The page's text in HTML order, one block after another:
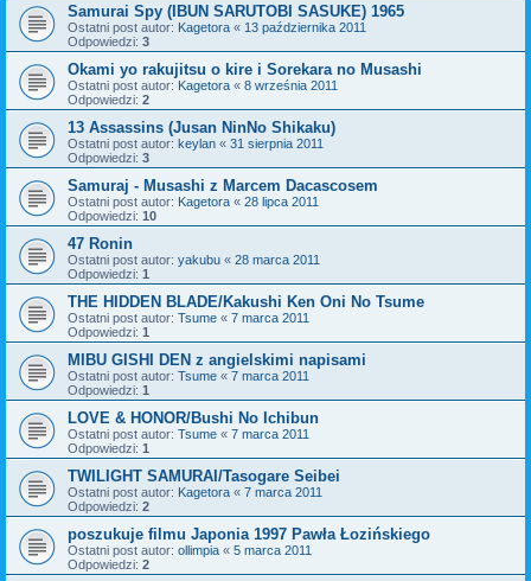
Samurai Spy (IBUN SARUTOBI SASUKE) 1965
Ostatni post autor: Kagetora « 13 października 2011
Odpowiedzi: 3
Okami yo rakujitsu o kire i Sorekara no Musashi
Ostatni post autor: Kagetora « 8 września 2011
Odpowiedzi: 2
13 Assassins (Jusan NinNo Shikaku)
Ostatni post autor: keylan « 31 sierpnia 2011
Odpowiedzi: 3
Samuraj - Musashi z Marcem Dacascosem
Ostatni post autor: Kagetora « 28 lipca 2011
Odpowiedzi: 10
47 Ronin
Ostatni post autor: yakubu « 28 marca 2011
Odpowiedzi: 1
THE HIDDEN BLADE/Kakushi Ken Oni No Tsume
Ostatni post autor: Tsume « 7 marca 2011
Odpowiedzi: 1
MIBU GISHI DEN z angielskimi napisami
Ostatni post autor: Tsume « 7 marca 2011
Odpowiedzi: 1
LOVE & HONOR/Bushi No Ichibun
Ostatni post autor: Tsume « 7 marca 2011
Odpowiedzi: 1
TWILIGHT SAMURAI/Tasogare Seibei
Ostatni post autor: Kagetora « 7 marca 2011
Odpowiedzi: 2
poszukuje filmu Japonia 1997 Pawła Łozińskiego
Ostatni post autor: ollimpia « 5 marca 2011
Odpowiedzi: 2